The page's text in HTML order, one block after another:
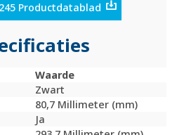
Productdatablad
Waarde
Zwart
80,7 Millimeter (mm)
Ja